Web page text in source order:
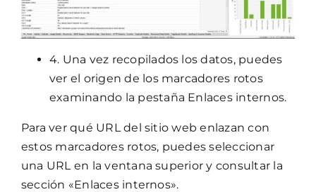
4. Una vez recopilados los datos, puedes
ver el origen de los marcadores rotos
examinando la pestaña Enlaces internos.
Para ver qué URL del sitio web enlazan con
estos marcadores rotos, puedes seleccionar
una URL en la ventana superior y consultar la
sección «Enlaces internos».